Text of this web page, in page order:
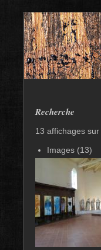
Recherche
13 affichages sur
Images (13)